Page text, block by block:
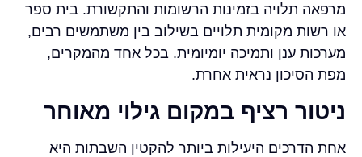
מרפאה תלויה בזמינות הרשומות והתקשורת. בית ספר
או רשות מקומית תלויים בשילוב בין משתמשים רבים,
מערכות ענן ותמיכה יומיומית. בכל אחד מהמקרים,
מפת הסיכון נראית אחרת.
ניטור רציף במקום גילוי מאוחר
אחת הדרכים היעילות ביותר להקטין השבתות היא